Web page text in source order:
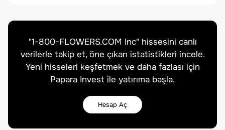
"1-800-FLOWERS.COM Inc" hissesini canlı
verilerle takip et, öne çıkan istatistikleri incele.
Yeni hisseleri keşfetmek ve daha fazlası için
Papara Invest ile yatırıma başla.
Hesap Aç